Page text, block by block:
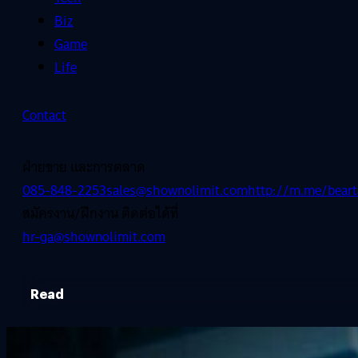
Biz
Game
Life
Contact
ฝ่ายขาย และการตลาด
085-848-2253sales@shownolimit.comhttp://m.me/
สมัครงาน/ฝึกงาน ติดต่อได้ที่
hr-ga@shownolimit.com
Read